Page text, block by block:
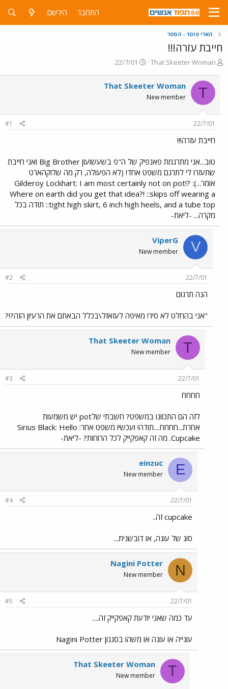
התחבר הירשם
הארי פוטר - הספר
חייבת עזרה!!!
פ
ח
ה
ו
ש
That Skeeter Woman
פ
ס
ת
22/7/01
T
That Skeeter Woman
New member
22/7/01
#1
חייבת עזרה!!!
טוב...אני מתרגמת פאנפיק של ה"פ בשעשועון Big Brother ואני חייבת
שתעזרו לי לתרגם משפט אחד! (לא הפעולה, רק מה שלוקהארט
אומר...): Gilderoy Lockhart: I am most certainly not on pot!?
Where on earth did you get that idea?! ::skips off wearing a
tight high skirt, 6 inch high heels, and a tube top:: תודה בכל
מקרה... -ליאת-
V
ViperG
New member
22/7/01
#2
הנה תרגום
"אני בהחלט לא סיר! מאיפה לעזאזל\בכלל הבאתם את הרעיון הזה?!?
T
That Skeeter Woman
New member
22/7/01
#3
חחחח
לזה הם התכוונו במשפט? חשבתי שלpot יש משמעות
אחרת...חחחח....תודה! ועכשיו משפט אחר: Sirius Black: Hello
Cupcake. מה זה קאפקייק לכל הרוחות? -ליאת-
E
einzuc
New member
22/7/01
#4
cupcake זה..
סוג של עוגה, או דובשנית...
N
Nagini Potter
New member
22/7/01
#5
עד כמה שאני יודעת קאפקייק זה....
עוגייה או עוגה או משהו בסגנון Nagini Potter
T
That Skeeter Woman
New member